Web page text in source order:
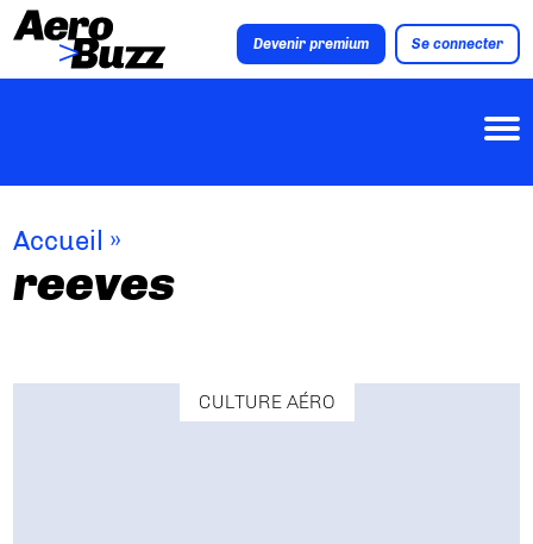
Devenir premium Se connecter
Accueil »
reeves
CULTURE AÉRO